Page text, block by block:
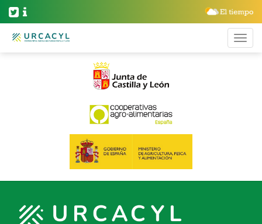
BLOG ARCHIVES